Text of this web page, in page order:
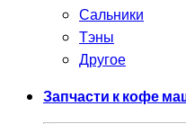
Сальники
Тэны
Другое
Запчасти к кофе